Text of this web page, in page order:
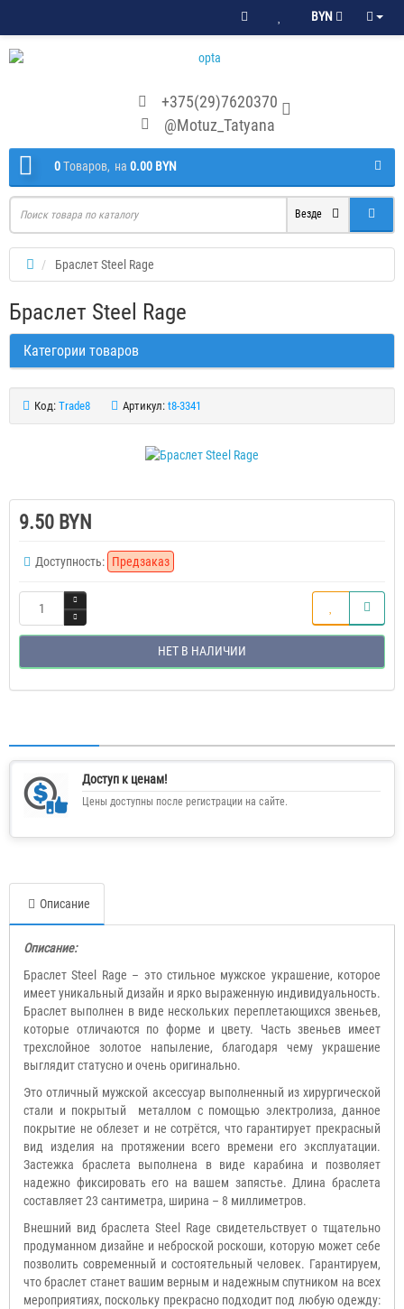
BYN
+375(29)7620370
@Motuz_Tatyana
0Tоваров, на 0.00 BYN
Везде
Браслет Steel Rage
Браслет Steel Rage
Категории товаров
Код: Trade8 Артикул: t8-3341
9.50 BYN
Доступность: Предзаказ
НЕТ В НАЛИЧИИ
Доступ к ценам!
Цены доступны после регистрации на сайте.
Описание
Описание:
Браслет Steel Rage – это стильное мужское украшение, которое
имеет уникальный дизайн и ярко выраженную индивидуальность.
Браслет выполнен в виде нескольких переплетающихся звеньев,
которые отличаются по форме и цвету. Часть звеньев имеет
трехслойное золотое напыление, благодаря чему украшение
выглядит статусно и очень оригинально.
Это отличный мужской аксессуар выполненный из хирургической
стали и покрытый металлом с помощью электролиза, данное
покрытие не облезет и не сотрётся, что гарантирует прекрасный
вид изделия на протяжении всего времени его эксплуатации.
Застежка браслета выполнена в виде карабина и позволяет
надежно фиксировать его на вашем запястье. Длина браслета
составляет 23 сантиметра, ширина – 8 миллиметров.
Внешний вид браслета Steel Rage свидетельствует о тщательно
продуманном дизайне и неброской роскоши, которую может себе
позволить современный и состоятельный человек. Гарантируем,
что браслет станет вашим верным и надежным спутником на всех
мероприятиях, поскольку прекрасно подходит под любую одежду: